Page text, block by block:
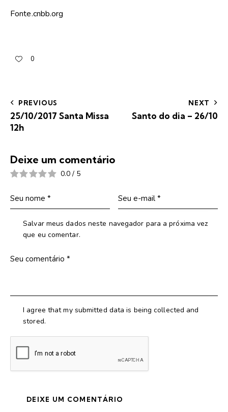
Fonte.cnbb.org
0
PREVIOUS
25/10/2017 Santa Missa
12h
NEXT
Santo do dia – 26/10
Deixe um comentário
0.0 / 5
Salvar meus dados neste navegador para a próxima vez
que eu comentar.
I agree that my submitted data is being collected and
stored.